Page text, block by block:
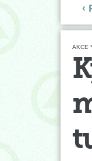
‹
AKCE *